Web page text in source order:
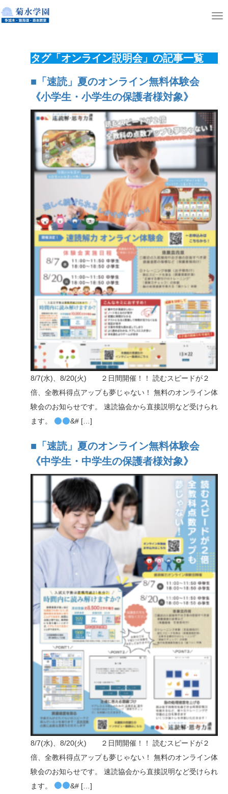
T
ホーム ニュース
タグ「オンライン説明会」の記事一覧
■「速読」夏のオンライン無料体験会
《小学生・小学生の保護者様対象》
8/7(水)、8/20(火) ２日間開催！！ 読むスピードが２
倍、全教科得点アップも夢じゃない！ 無料のオンライン体
験会のお知らせです。 速読協会から直接説明など受けられ
ます。
&# […]
■「速読」夏のオンライン無料体験会
《中学生・中学生の保護者様対象》
8/7(水)、8/20(火) ２日間開催！！ 読むスピードが２
倍、全教科得点アップも夢じゃない！ 無料のオンライン体
験会のお知らせです。 速読協会から直接説明など受けられ
ます。
&# […]